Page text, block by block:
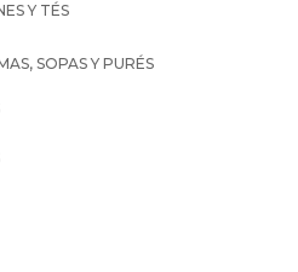
Y TÉS
SOPAS Y PURÉS